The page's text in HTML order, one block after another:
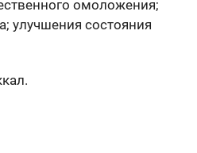
омоложения;
улучшения состояния